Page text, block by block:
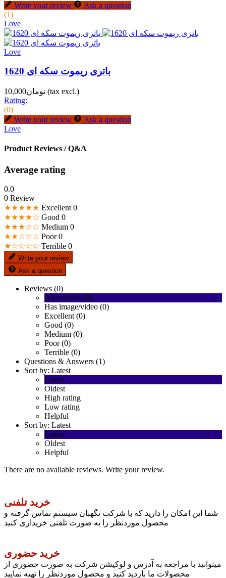
Write your review
Ask a question
(1)
Love
Love
باتری ریموت سکه ای 1620
تومان10,000 (tax excl.)
Rating:
(0)
Write your review
Ask a question
Love
Product Reviews / Q&A
Average rating
0.0
0 Review
★★★★★ Excellent 0
★★★★☆ Good 0
★★★☆☆ Medium 0
★★☆☆☆ Poor 0
★☆☆☆☆ Terrible 0
Write your review
Ask a question
Reviews (0)
All reviews (0)
Has image/video (0)
Excellent (0)
Good (0)
Medium (0)
Poor (0)
Terrible (0)
Questions & Answers (1)
Sort by: Latest
Latest
Oldest
High rating
Low rating
Helpful
Sort by: Latest
Latest
Oldest
Helpful
There are no available reviews. Write your review.
خرید تلفنی
شما این امکان را دارید که با شرکت نگهبان سیستم تماس گرفته و
محصول موردنظر را به صورت تلفنی خریداری کنید
خرید حضوری
میتوانید با مراجعه به آدرس و لوکیشن شرکت به صورت حضوری از
محصولات ما بازدید کنید و محصول موردنظر را تهیه نمایید